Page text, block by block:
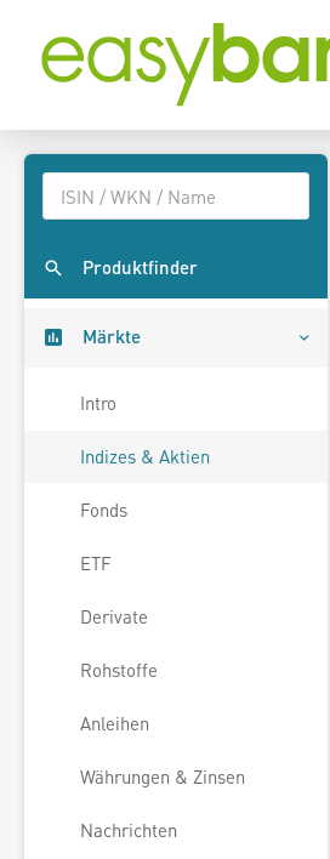
Produktfinder
Märkte
Intro
Indizes & Aktien
Fonds
ETF
Derivate
Rohstoffe
Anleihen
Währungen & Zinsen
Nachrichten